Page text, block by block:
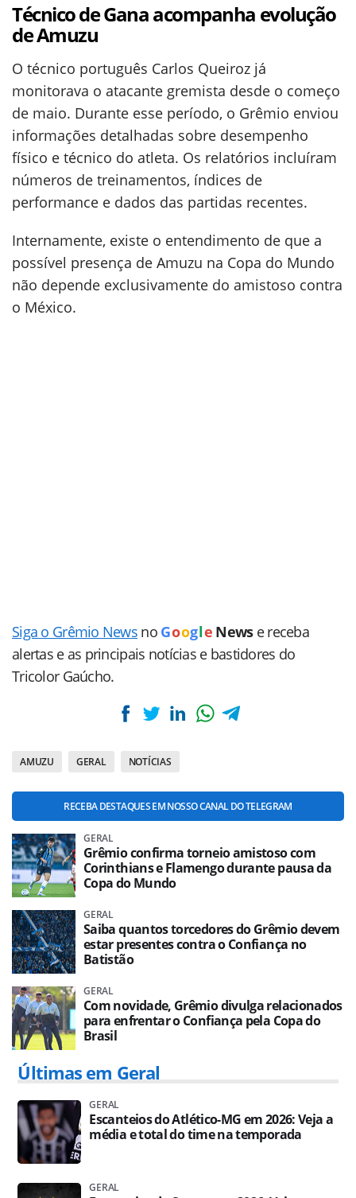
Técnico de Gana acompanha evolução
de Amuzu
O técnico português Carlos Queiroz já
monitorava o atacante gremista desde o começo
de maio. Durante esse período, o Grêmio enviou
informações detalhadas sobre desempenho
físico e técnico do atleta. Os relatórios incluíram
números de treinamentos, índices de
performance e dados das partidas recentes.
Internamente, existe o entendimento de que a
possível presença de Amuzu na Copa do Mundo
não depende exclusivamente do amistoso contra
o México.
Siga o Grêmio News no Goog le News e receba
alertas e as principais notícias e bastidores do
Tricolor Gaúcho.
AMUZU GERAL NOTÍCIAS
RECEBA DESTAQUES EM NOSSO CANAL DO TELEGRAM
GERAL
Grêmio confirma torneio amistoso com
Corinthians e Flamengo durante pausa da
Copa do Mundo
GERAL
Saiba quantos torcedores do Grêmio devem
estar presentes contra o Confiança no
Batistão
GERAL
Com novidade, Grêmio divulga relacionados
para enfrentar o Confiança pela Copa do
Brasil
Últimas em Geral
GERAL
Escanteios do Atlético-MG em 2026: Veja a
média e total do time na temporada
GERAL